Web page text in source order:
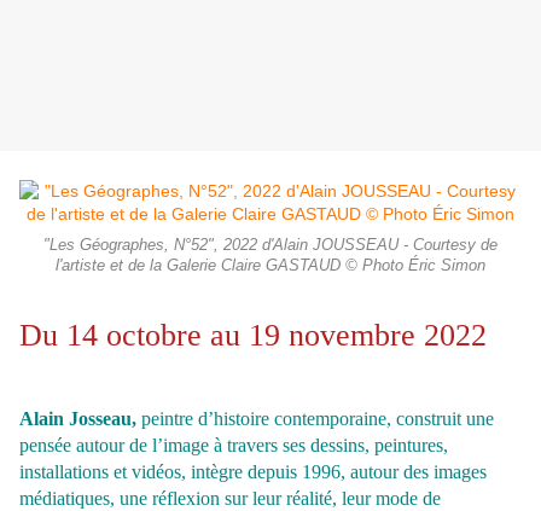
"Les Géographes, N°52", 2022 d'Alain JOUSSEAU - Courtesy de
l'artiste et de la Galerie Claire GASTAUD © Photo Éric Simon
Du 14 octobre au 19 novembre 2022
Alain Josseau, peintre d’histoire contemporaine, construit une
pensée autour de l’image à travers ses dessins, peintures,
installations et vidéos, intègre depuis 1996, autour des images
médiatiques, une réflexion sur leur réalité, leur mode de